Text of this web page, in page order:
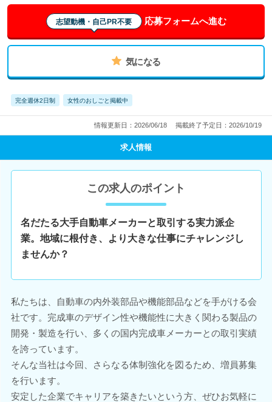
志望動機・自己PR不要 応募フォームへ進む
気になる
完全週休2日制 女性のおしごと掲載中
情報更新日：2026/06/18 掲載終了予定日：2026/10/19
求人情報
この求人のポイント
名だたる大手自動車メーカーと取引する実力派企
業。地域に根付き、より大きな仕事にチャレンジし
ませんか？
私たちは、自動車の内外装部品や機能部品などを手がける会
社です。完成車のデザイン性や機能性に大きく関わる製品の
開発・製造を行い、多くの国内完成車メーカーとの取引実績
を誇っています。
そんな当社は今回、さらなる体制強化を図るため、増員募集
を行います。
安定した企業でキャリアを築きたいという方、ぜひお気軽に